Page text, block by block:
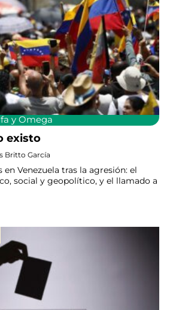
y Omega
existo
Britto García
en Venezuela tras la agresión: el
social y geopolítico, y el llamado a